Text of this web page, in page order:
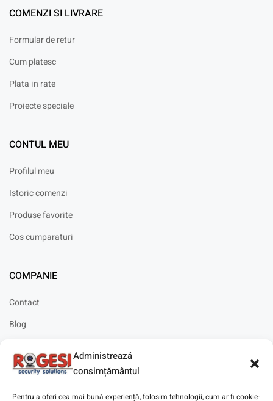
Administrează
consimțământul
Pentru a oferi cea mai bună experiență, folosim tehnologii, cum ar fi cookie-
COMENZI SI LIVRARE
Formular de retur
Cum platesc
Plata in rate
Proiecte speciale
CONTUL MEU
Profilul meu
Istoric comenzi
Produse favorite
Cos cumparaturi
COMPANIE
Contact
Blog
Solicitare instalare